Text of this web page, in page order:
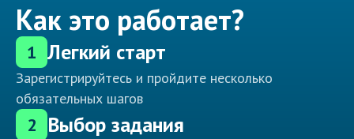
Как это работает?
1 Легкий старт
Зарегистрируйтесь и пройдите несколько
обязательных шагов
2 Выбор задания